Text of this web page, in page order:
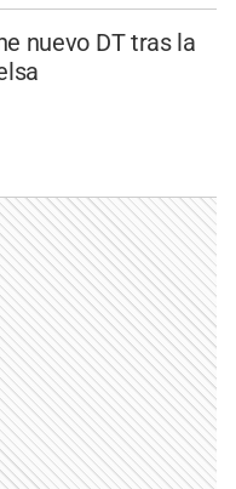
nuevo DT tras la